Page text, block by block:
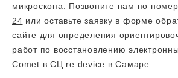
микроскопа. Позвоните нам по
24 или оставьте заявку в форме
сайте для определения
работ по восстановлению
Comet в СЦ re:device в Самаре.